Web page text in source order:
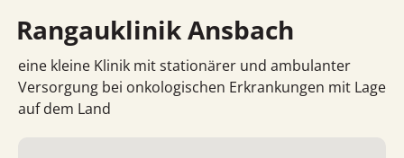
Rangauklinik Ansbach
eine kleine Klinik mit stationärer und ambulanter
Versorgung bei onkologischen Erkrankungen mit Lage
auf dem Land